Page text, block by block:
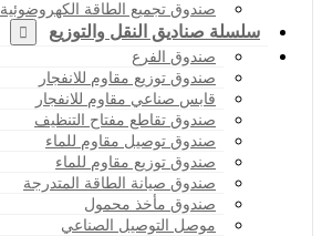
صندوق تجميع الطاقة الكهروضوئية
سلسلة صناديق النقل والتوزيع
صندوق الفرع
صندوق توزيع مقاوم للانفجار
قابس صناعي مقاوم للانفجار
صندوق تقاطع مفتاح التنظيف
صندوق توصيل مقاوم للماء
صندوق توزيع مقاوم للماء
صندوق صيانة الطاقة المتدرجة
صندوق مأخذ محمول
موصل التوصيل الصناعي